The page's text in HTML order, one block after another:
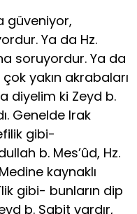
güveniyor,
Ya da Hz.
soruyordur. Ya da
yakın akrabaları
diyelim ki Zeyd b.
Genelde Irak
gibi-
b. Mes’ûd, Hz.
kaynaklı
gibi- bunların dip
b. Sabit vardır,